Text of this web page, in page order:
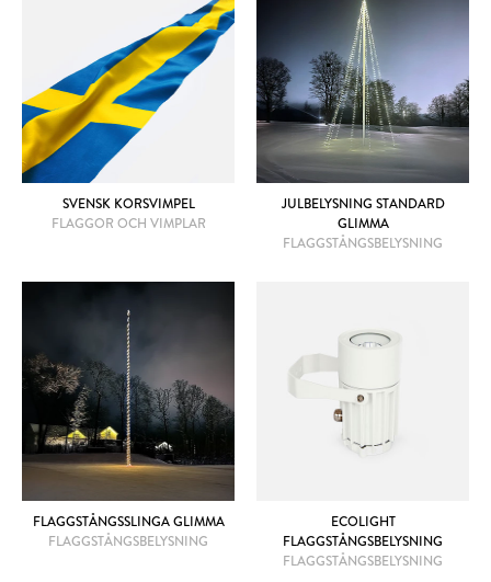
SVENSK KORSVIMPEL
FLAGGOR OCH VIMPLAR
JULBELYSNING STANDARD
GLIMMA
FLAGGSTÅNGSBELYSNING
FLAGGSTÅNGSSLINGA GLIMMA
FLAGGSTÅNGSBELYSNING
ECOLIGHT
FLAGGSTÅNGSBELYSNING
FLAGGSTÅNGSBELYSNING